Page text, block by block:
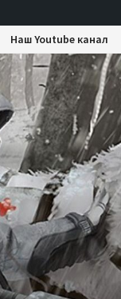
Наш Youtube канал